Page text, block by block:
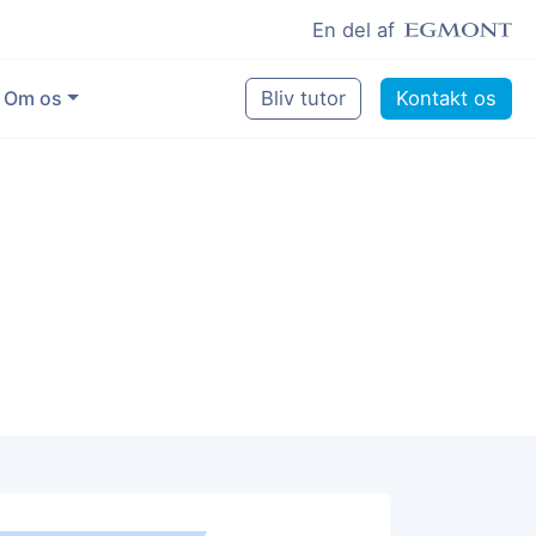
En del af
Om os Bliv tutor Kontakt os